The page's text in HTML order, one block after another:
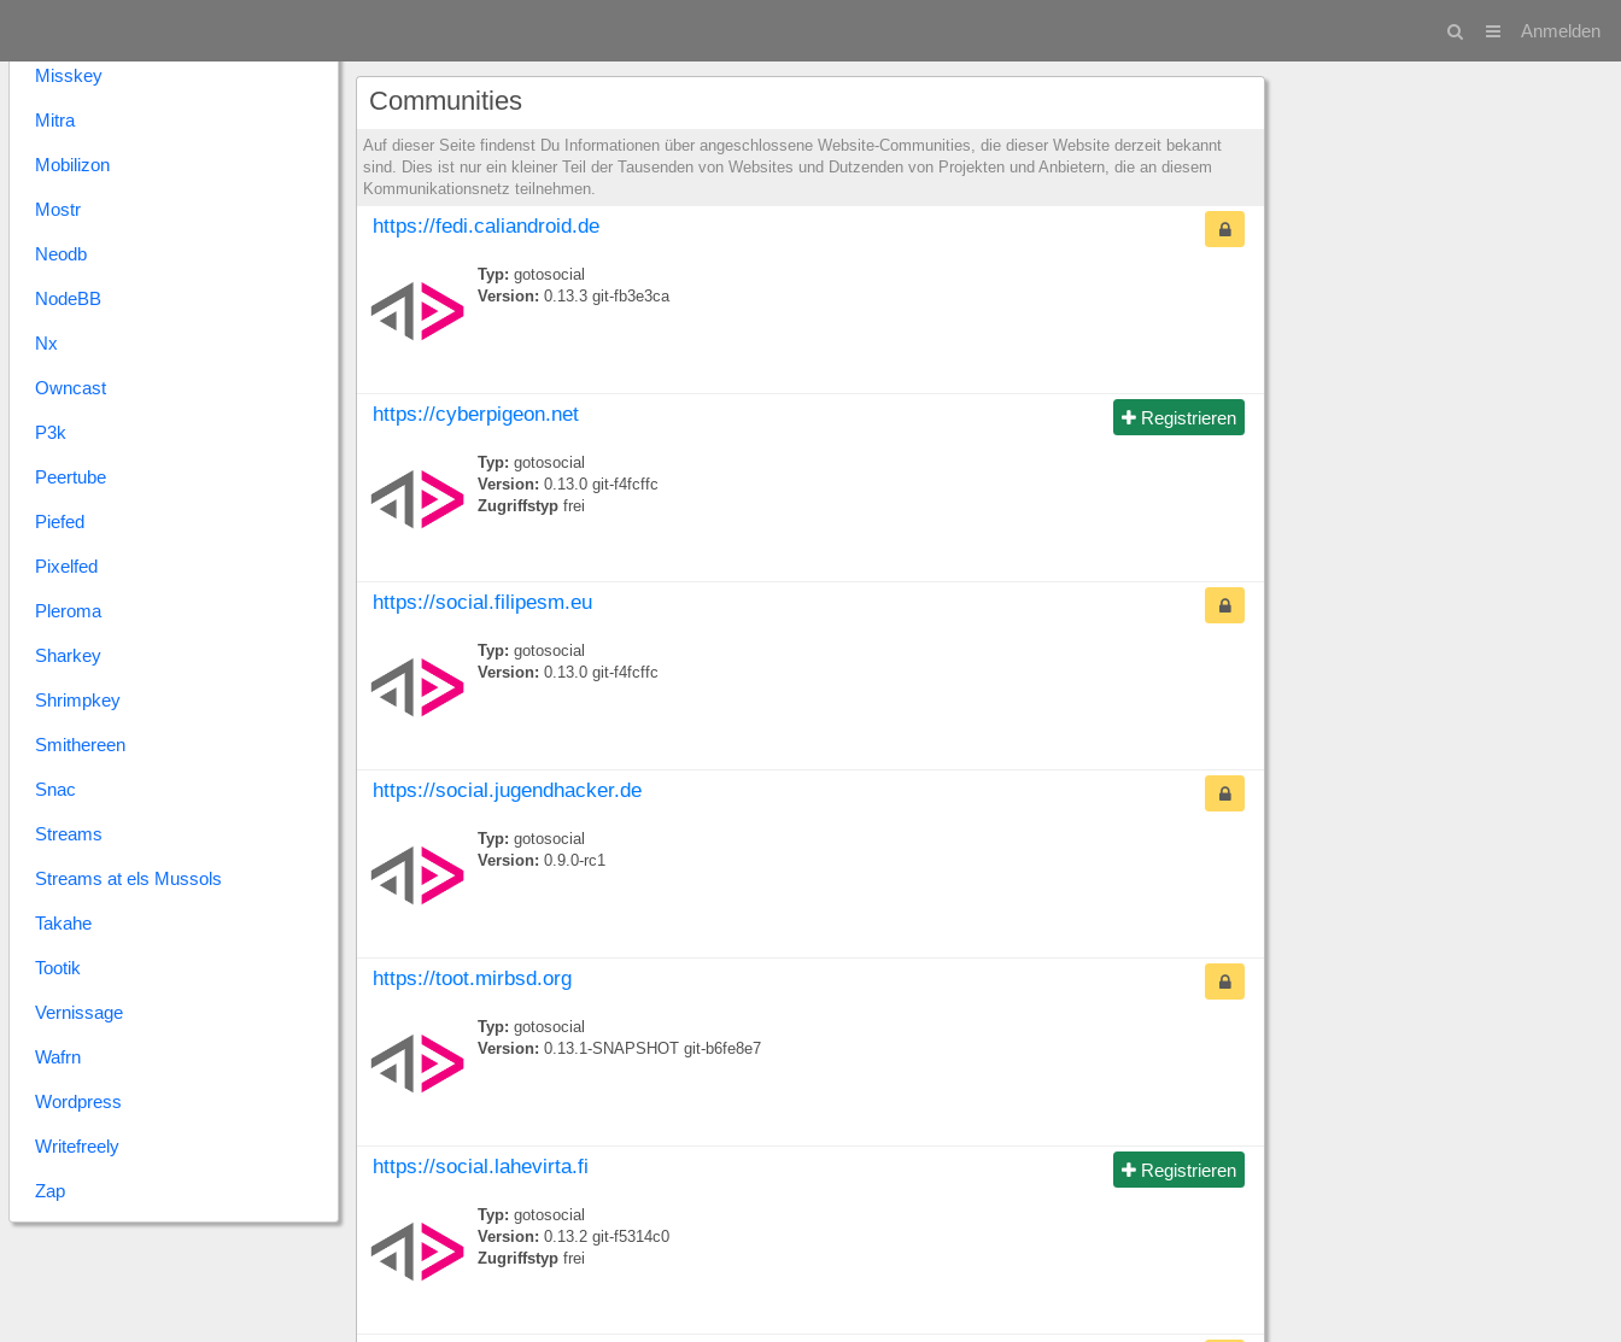
Anmelden
Misskey
Mitra
Mobilizon
Mostr
Neodb
NodeBB
Nx
Owncast
P3k
Peertube
Piefed
Pixelfed
Pleroma
Sharkey
Shrimpkey
Smithereen
Snac
Streams
Streams at els Mussols
Takahe
Tootik
Vernissage
Wafrn
Wordpress
Writefreely
Zap
Communities
Auf dieser Seite findenst Du Informationen über angeschlossene Website-Communities, die dieser Website derzeit bekannt
sind. Dies ist nur ein kleiner Teil der Tausenden von Websites und Dutzenden von Projekten und Anbietern, die an diesem
Kommunikationsnetz teilnehmen.
https://fedi.caliandroid.de
Typ: gotosocial
Version: 0.13.3 git-fb3e3ca
Registrieren
https://cyberpigeon.net
Typ: gotosocial
Version: 0.13.0 git-f4fcffc
Zugriffstyp frei
https://social.filipesm.eu
Typ: gotosocial
Version: 0.13.0 git-f4fcffc
https://social.jugendhacker.de
Typ: gotosocial
Version: 0.9.0-rc1
https://toot.mirbsd.org
Typ: gotosocial
Version: 0.13.1-SNAPSHOT git-b6fe8e7
Registrieren
https://social.lahevirta.fi
Typ: gotosocial
Version: 0.13.2 git-f5314c0
Zugriffstyp frei